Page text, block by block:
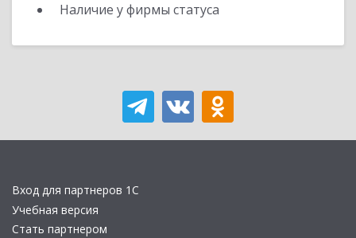
Наличие у фирмы статуса
Вход для партнеров 1С
Учебная версия
Стать партнером